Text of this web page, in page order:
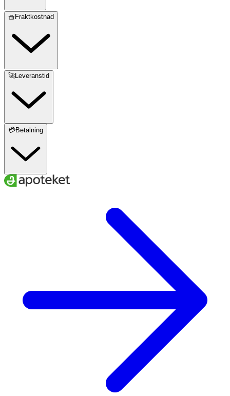
🧺Fraktkostnad
🚀Leveranstid
💳Betalning